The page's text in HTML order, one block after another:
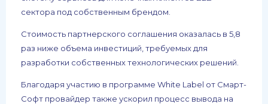
сектора под собственным брендом.
Стоимость партнерского соглашения оказалась в 5,8
раз ниже объема инвестиций, требуемых для
разработки собственных технологических решений.
Благодаря участию в программе White Label от Смарт-
Софт провайдер также ускорил процесс вывода на